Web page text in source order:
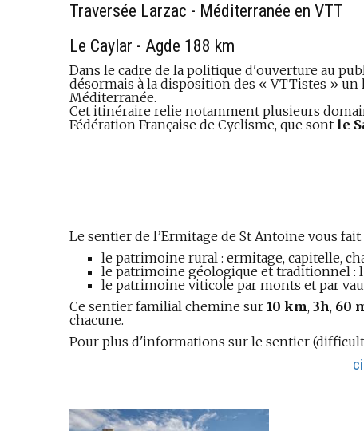
Traversée Larzac - Méditerranée en VTT
Le Caylar - Agde 188 km
Dans le cadre de la politique d'ouverture au
désormais à la disposition des « VTTistes » un
Méditerranée.
Cet itinéraire relie notamment plusieurs
Fédération Française de Cyclisme, que sont le
Le sentier de l’Ermitage de St Antoine vous
le patrimoine rural : ermitage, capitelle,
le patrimoine géologique et traditionnel :
le patrimoine viticole par monts et par
Ce sentier familial chemine sur 10 km, 3h, 60
chacune.
Pour plus d'informations sur le sentier